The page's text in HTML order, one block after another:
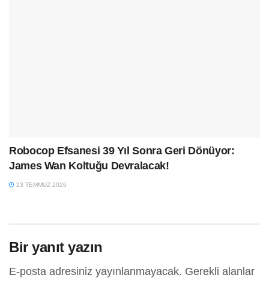
Robocop Efsanesi 39 Yıl Sonra Geri Dönüyor:
James Wan Koltuğu Devralacak!
23 TEMMUZ 2026
Bir yanıt yazın
E-posta adresiniz yayınlanmayacak. Gerekli alanlar